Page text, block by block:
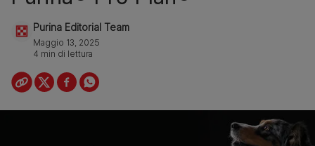
Purina Editorial Team
Maggio 13, 2025
4 min di lettura